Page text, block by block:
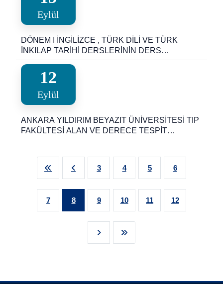
Eylül
DÖNEM I İNGİLİZCE , TÜRK DİLİ VE TÜRK
İNKILAP TARİHİ DERSLERİNİN DERS
12
Eylül
ANKARA YILDIRIM BEYAZIT ÜNİVERSİTESİ TIP
FAKÜLTESİ ALAN VE DERECE TESPİT
3 4 5 6
7 8 9 10 11 12